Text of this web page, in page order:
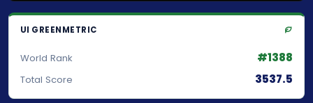
UI GREENMETRIC
World Rank #1388
Total Score 3537.5